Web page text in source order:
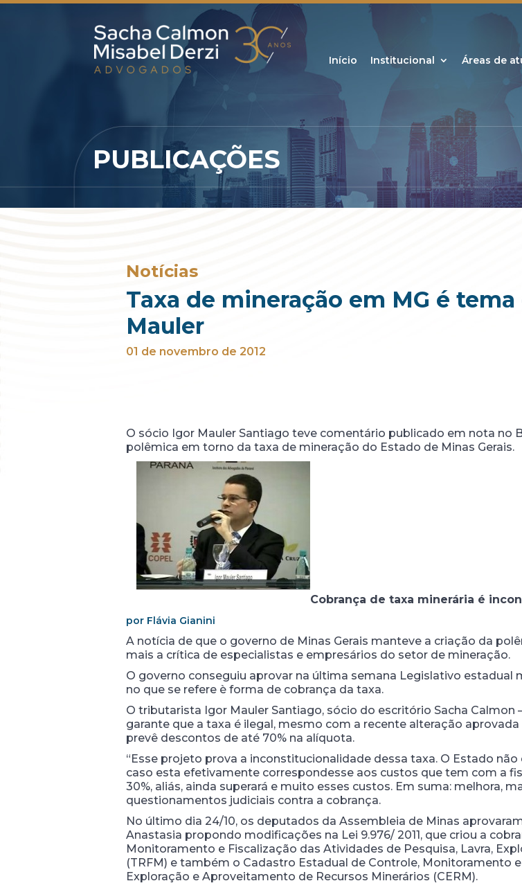
Início Institucional Áreas de
PUBLICAÇÕES
Notícias
Taxa de mineração em MG é
Mauler
01 de novembro de 2012
O sócio Igor Mauler Santiago teve comentário publicado em nota no
polêmica em torno da taxa de mineração do Estado de Minas Gerais.
Cobrança de taxa minerária é
por Flávia Gianini
A notícia de que o governo de Minas Gerais manteve a criação da
mais a crítica de especialistas e empresários do setor de mineração.
O governo conseguiu aprovar na última semana Legislativo estadual
no que se refere è forma de cobrança da taxa.
O tributarista Igor Mauler Santiago, sócio do escritório Sacha
garante que a taxa é ilegal, mesmo com a recente alteração
prevê descontos de até 70% na alíquota.
“Esse projeto prova a inconstitucionalidade dessa taxa. O Estado
caso esta efetivamente correspondesse aos custos que tem com a
30%, aliás, ainda superará e muito esses custos. Em suma: melhora,
questionamentos judiciais contra a cobrança.
No último dia 24/10, os deputados da Assembleia de Minas
Anastasia propondo modificações na Lei 9.976/ 2011, que criou a
Monitoramento e Fiscalização das Atividades de Pesquisa, Lavra,
(TRFM) e também o Cadastro Estadual de Controle, Monitoramento
Exploração e Aproveitamento de Recursos Minerários (CERM).